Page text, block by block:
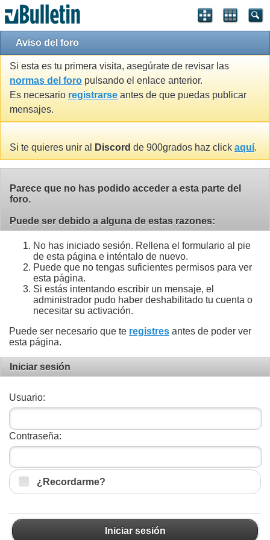
Aviso del foro
Si esta es tu primera visita, asegúrate de revisar las
normas del foro pulsando el enlace anterior.
Es necesario registrarse antes de que puedas publicar
mensajes.
Si te quieres unir al Discord de 900grados haz click aquí.
Parece que no has podido acceder a esta parte del
foro.
Puede ser debido a alguna de estas razones:
No has iniciado sesión. Rellena el formulario al pie
de esta página e inténtalo de nuevo.
Puede que no tengas suficientes permisos para ver
esta página.
Si estás intentando escribir un mensaje, el
administrador pudo haber deshabilitado tu cuenta o
necesitar su activación.
Puede ser necesario que te registres antes de poder ver
esta página.
Iniciar sesión
Usuario:
Contraseña:
¿Recordarme?
Iniciar sesión